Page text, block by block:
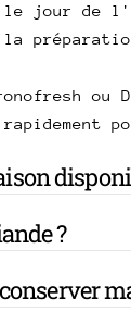
le jour
ou
?